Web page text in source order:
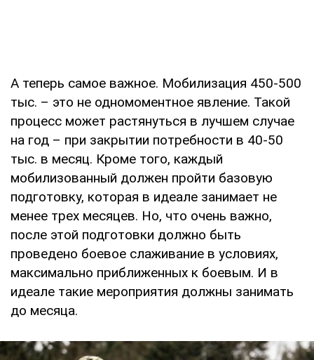
А теперь самое важное. Мобилизация 450-500
тыс. – это не одномоментное явление. Такой
процесс может растянуться в лучшем случае
на год – при закрытии потребности в 40-50
тыс. в месяц. Кроме того, каждый
мобилизованный должен пройти базовую
подготовку, которая в идеале занимает не
менее трех месяцев. Но, что очень важно,
после этой подготовки должно быть
проведено боевое слаживание в условиях,
максимально приближенных к боевым. И в
идеале такие мероприятия должны занимать
до месяца.